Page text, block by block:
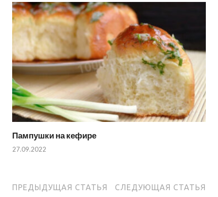
Пампушки на кефире
27.09.2022
ПРЕДЫДУЩАЯ СТАТЬЯ СЛЕДУЮЩАЯ СТАТЬЯ